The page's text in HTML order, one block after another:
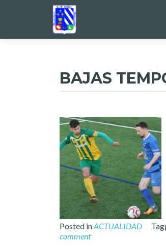
BAJAS
Posted inACTUALIDAD
comment